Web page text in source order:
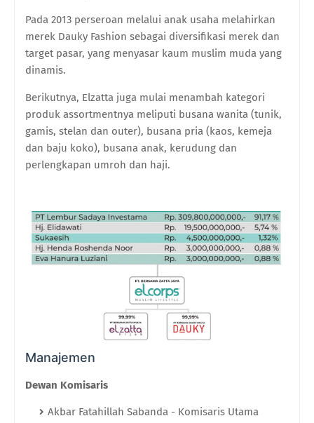
Pada 2013 perseroan melalui anak usaha melahirkan
merek Dauky Fashion sebagai diversifikasi merek dan
target pasar, yang menyasar kaum muslim muda yang
dinamis.
Berikutnya, Elzatta juga mulai menambah kategori
produk assortmentnya meliputi busana wanita (tunik,
gamis, stelan dan outer), busana pria (kaos, kemeja
dan baju koko), busana anak, kerudung dan
perlengkapan umroh dan haji.
Manajemen
Dewan Komisaris
Akbar Fatahillah Sabanda - Komisaris Utama